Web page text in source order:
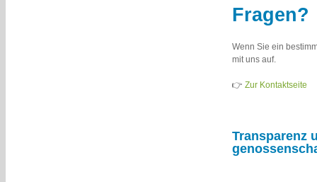
Fragen?
Wenn Sie ein
mit uns auf.
👉 Zur Kontaktseite
Transparenz